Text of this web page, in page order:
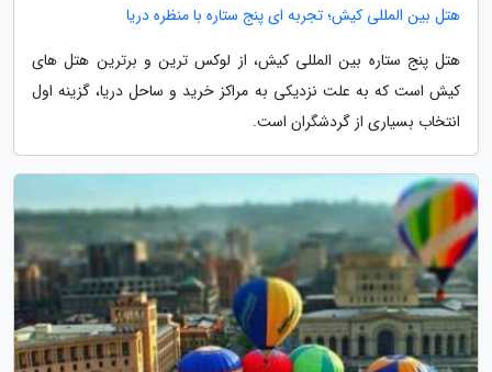
هتل بین المللی کیش؛ تجربه ای پنج ستاره با منظره دریا
هتل پنج ستاره بین المللی کیش، از لوکس ترین و برترین هتل های
کیش است که به علت نزدیکی به مراکز خرید و ساحل دریا، گزینه اول
انتخاب بسیاری از گردشگران است.